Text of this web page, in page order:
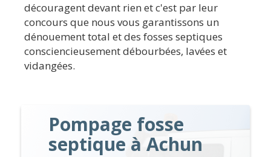
découragent devant rien et c'est par leur
concours que nous vous garantissons un
dénouement total et des fosses septiques
consciencieusement débourbées, lavées et
vidangées.
Pompage fosse
septique à Achun